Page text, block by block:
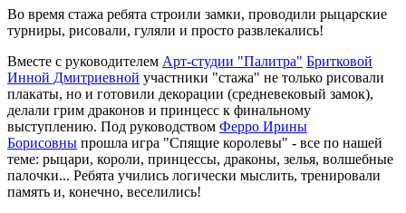
Во время стажа ребята строили замки, проводили рыцарские
турниры, рисовали, гуляли и просто развлекались!
Вместе с руководителем Арт-студии "Палитра" Бритковой
Инной Дмитриевной участники "стажа" не только рисовали
плакаты, но и готовили декорации (средневековый замок),
делали грим драконов и принцесс к финальному
выступлению. Под руководством Ферро Ирины
Борисовны прошла игра "Спящие королевы" - все по нашей
теме: рыцари, короли, принцессы, драконы, зелья, волшебные
палочки... Ребята учились логически мыслить, тренировали
память и, конечно, веселились!